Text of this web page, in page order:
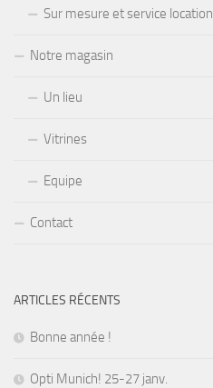
Sur mesure et service location
Notre magasin
Un lieu
Vitrines
Equipe
Contact
ARTICLES RÉCENTS
Bonne année !
Opti Munich! 25-27 janv.